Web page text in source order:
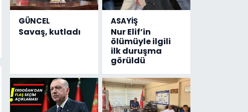
GÜNCEL
Savaş, kutladı
ASAYİŞ
Nur Elif’in
ölümüyle ilgili
ilk duruşma
görüldü